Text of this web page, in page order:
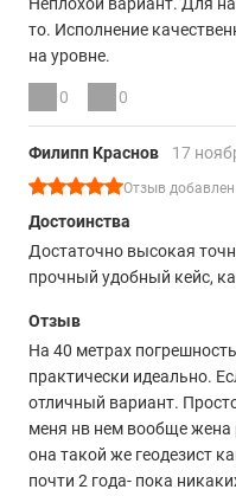
то. Исполнение
на уровне.
0 0
Филипп Краснов 17
Отзыв
Достоинства
Достаточно высокая
прочный удобный кейс,
Отзыв
На 40 метрах
практически идеально.
отличный вариант.
меня нв нем вообще жена
она такой же геодезист
почти 2 года- пока